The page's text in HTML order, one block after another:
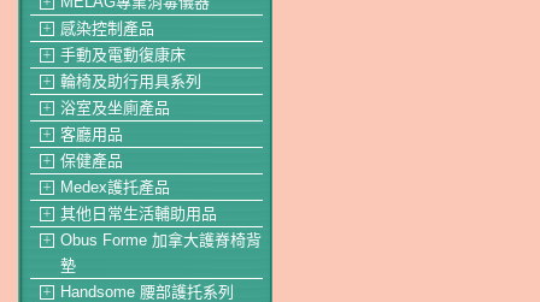
＋ 感染控制產品
＋ 手動及電動復康床
＋ 輪椅及助行用具系列
＋ 浴室及坐廁產品
＋ 客廳用品
＋ 保健產品
＋ Medex護托產品
＋ 其他日常生活輔助用品
＋
Obus Forme 加拿大護脊椅背
墊
＋ Handsome 腰部護托系列